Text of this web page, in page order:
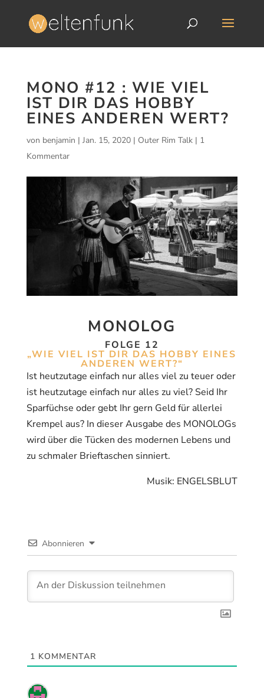
MONO #12 : WIE VIEL
IST DIR DAS HOBBY
EINES ANDEREN WERT?
von benjamin | Jan. 15, 2020| Outer Rim Talk| 1
Kommentar
MONOLOG
FOLGE 12
„WIE VIEL IST DIR DAS HOBBY EINES
ANDEREN WERT?“
Ist heutzutage einfach nur alles viel zu teuer oder
ist heutzutage einfach nur alles zu viel? Seid Ihr
Sparfüchse oder gebt Ihr gern Geld für allerlei
Krempel aus? In dieser Ausgabe des MONOLOGs
wird über die Tücken des modernen Lebens und
zu schmaler Brieftaschen sinniert.
Musik: ENGELSBLUT
Abonnieren
1 KOMMENTAR